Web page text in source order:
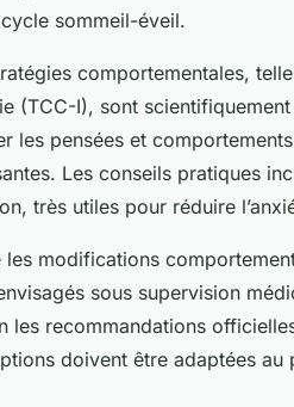
sommeil-éveil.
comportementales,
(TCC-I), sont
les pensées et
Les conseils pratiques
très utiles pour réduire
les modifications
sous supervision
les recommandations
doivent être adaptées